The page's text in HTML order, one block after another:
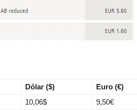
Dólar ($)
Euro (€)
10,06$ 9,50€